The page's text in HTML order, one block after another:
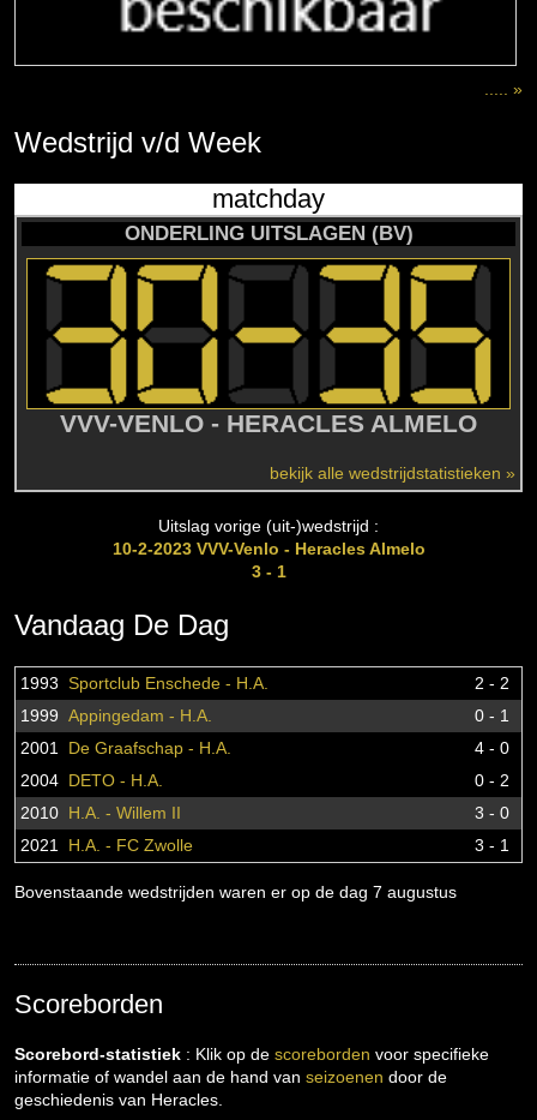
..... »
Wedstrijd v/d Week
matchday
ONDERLING UITSLAGEN (BV)
VVV-VENLO - HERACLES ALMELO
bekijk alle wedstrijdstatistieken »
Uitslag vorige (uit-)wedstrijd :
10-2-2023 VVV-Venlo - Heracles Almelo
3 - 1
Vandaag De Dag
1993 Sportclub Enschede - H.A.
2 - 2
1999 Appingedam - H.A.
0 - 1
2001 De Graafschap - H.A.
4 - 0
2004 DETO - H.A.
0 - 2
2010 H.A. - Willem II
3 - 0
2021 H.A. - FC Zwolle 3 - 1
Bovenstaande wedstrijden waren er op de dag 7 augustus
Scoreborden
Scorebord-statistiek : Klik op de scoreborden voor specifieke
informatie of wandel aan de hand van seizoenen door de
geschiedenis van Heracles.